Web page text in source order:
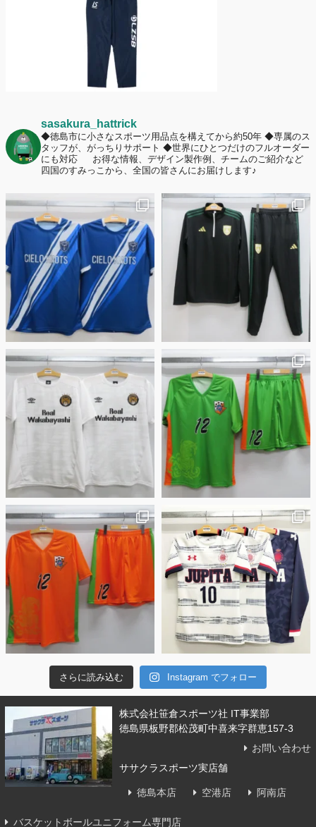
sasakura_hattrick
◆徳島市に小さなスポーツ用品点を構えてから約50年 ◆専属のス
タッフが、がっちりサポート ◆世界にひとつだけのフルオーダー
にも対応
お得な情報、デザイン製作例、チームのご紹介など
四国のすみっこから、全国の皆さんにお届けします♪
さらに読み込む Instagram でフォロー
株式会社笹倉スポーツ社 IT事業部
徳島県板野郡松茂町中喜来字群恵157-3
お問い合わせ
ササクラスポーツ実店舗
徳島本店 空港店 阿南店
バスケットボールユニフォーム専門店